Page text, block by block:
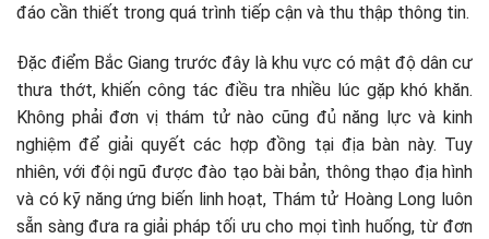
đáo cần thiết trong quá trình tiếp cận và thu thập thông tin.
Đặc điểm Bắc Giang trước đây là khu vực có mật độ dân cư
thưa thớt, khiến công tác điều tra nhiều lúc gặp khó khăn.
Không phải đơn vị thám tử nào cũng đủ năng lực và kinh
nghiệm để giải quyết các hợp đồng tại địa bàn này. Tuy
nhiên, với đội ngũ được đào tạo bài bản, thông thạo địa hình
và có kỹ năng ứng biến linh hoạt, Thám tử Hoàng Long luôn
sẵn sàng đưa ra giải pháp tối ưu cho mọi tình huống, từ đơn